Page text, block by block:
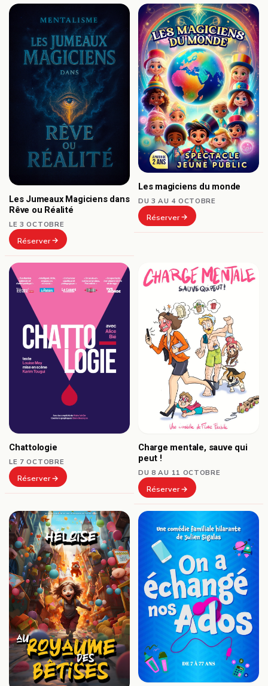
Les Jumeaux Magiciens dans
Rêve ou Réalité
LE 3 OCTOBRE
Réserver
Les magiciens du monde
DU 3 AU 4 OCTOBRE
Réserver
Chattologie
LE 7 OCTOBRE
Réserver
Charge mentale, sauve qui
peut !
DU 8 AU 11 OCTOBRE
Réserver